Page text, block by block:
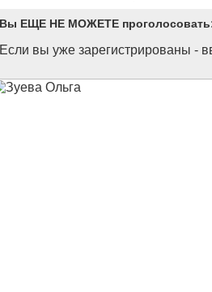
Вы ЕЩЕ НЕ МОЖЕТЕ
Если вы уже зарегистрированы -